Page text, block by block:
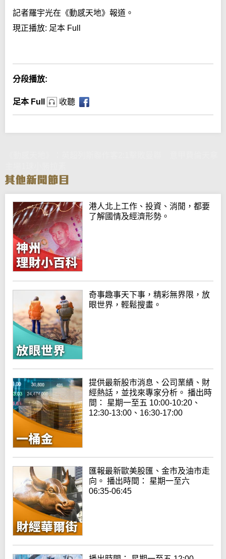
記者羅宇光在《動感天地》報道。
現正播放: 足本 Full
分段播放:
足本 Full 收聽
港人北上工作、投資、消閒，都要
了解國情及經濟形勢。
奇事趣事天下事，精彩無界限，放
眼世界，輕鬆搜畫。
提供最新股市消息、公司業績、財
經熱話，並找來專家分析。 播出時
間： 星期一至五 10:00-10:20、
12:30-13:00、16:30-17:00
匯報最新歐美股匯、金市及油市走
向。 播出時間： 星期一至六
06:35-06:45